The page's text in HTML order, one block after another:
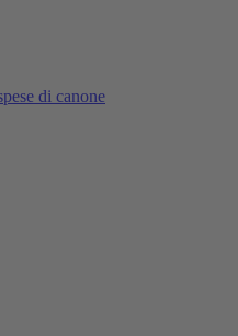
di canone